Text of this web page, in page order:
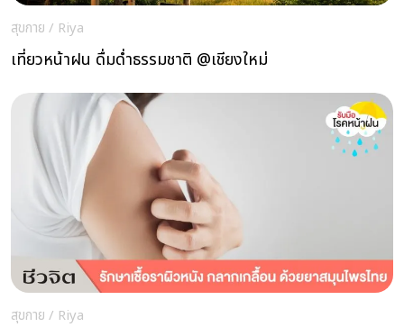
สุขกาย / Riya
เที่ยวหน้าฝน ดื่มด่ำธรรมชาติ @เชียงใหม่
สุขกาย / Riya